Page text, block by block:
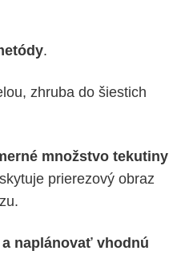
.
zhruba do šiestich
množstvo tekutiny
prierezový obraz
naplánovať vhodnú